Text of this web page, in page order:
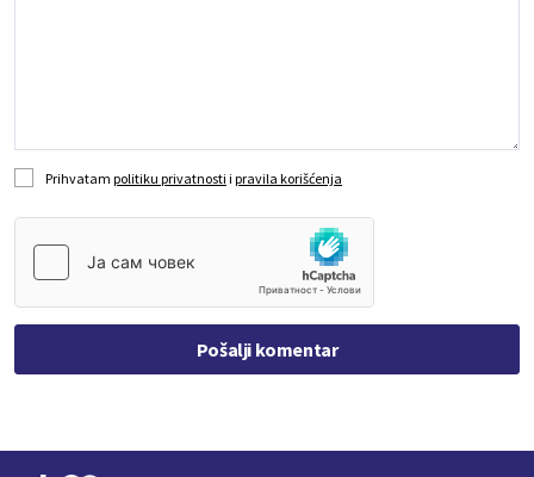
Prihvatam politiku privatnosti i pravila korišćenja
Pošalji komentar